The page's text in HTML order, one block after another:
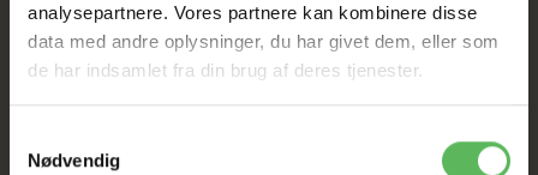
analysepartnere. Vores partnere kan kombinere disse
data med andre oplysninger, du har givet dem, eller som
de har indsamlet fra din brug af deres tjenester.
Nødvendig
ANDRE KØBTE OGSÅ